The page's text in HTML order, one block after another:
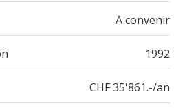
A convenir
1992
CHF 35'861.-/an